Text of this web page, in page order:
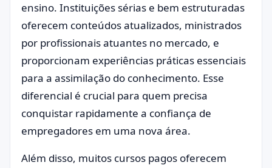
ensino. Instituições sérias e bem estruturadas
oferecem conteúdos atualizados, ministrados
por profissionais atuantes no mercado, e
proporcionam experiências práticas essenciais
para a assimilação do conhecimento. Esse
diferencial é crucial para quem precisa
conquistar rapidamente a confiança de
empregadores em uma nova área.
Além disso, muitos cursos pagos oferecem